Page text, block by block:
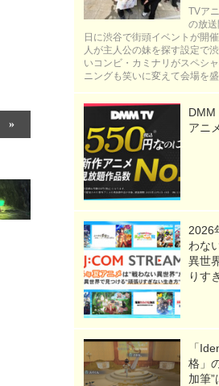
TVア
の放
日に渋谷で街頭イベントが開
人が主人公の妹を探す設定で
いコンビ・カミナリがスペシ
ニングも笑いに変えて会場を盛
DMM
アニ
2026
わな
異世
りす
「
格」
加筆